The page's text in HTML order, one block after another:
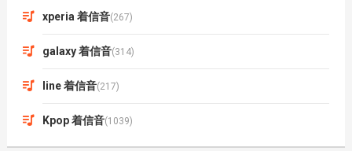
xperia 着信音(267)
galaxy 着信音(314)
line 着信音(217)
Kpop 着信音(1039)